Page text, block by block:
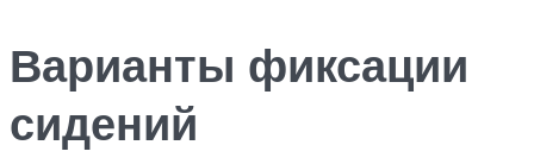
Варианты фиксации
сидений